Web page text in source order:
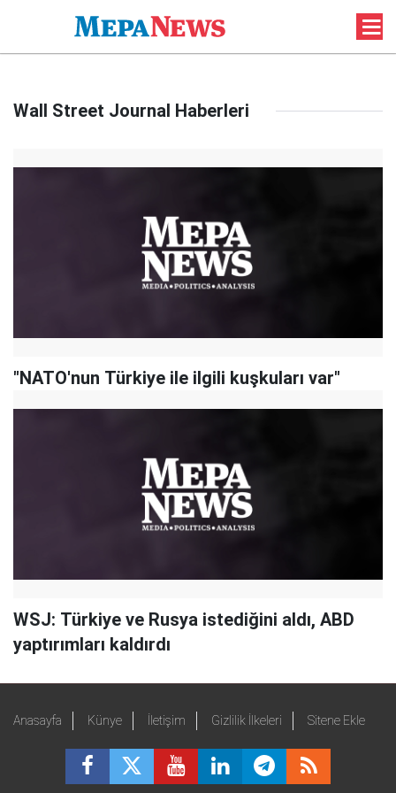
Wall Street Journal Haberleri
"NATO'nun Türkiye ile ilgili kuşkuları var"
WSJ: Türkiye ve Rusya istediğini aldı, ABD
yaptırımları kaldırdı
Anasayfa Künye İletişim Gizlilik İlkeleri Sitene Ekle